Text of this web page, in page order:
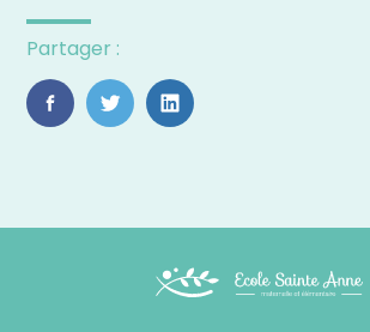
Partager :
FaceBook
TwitterLinkedIn